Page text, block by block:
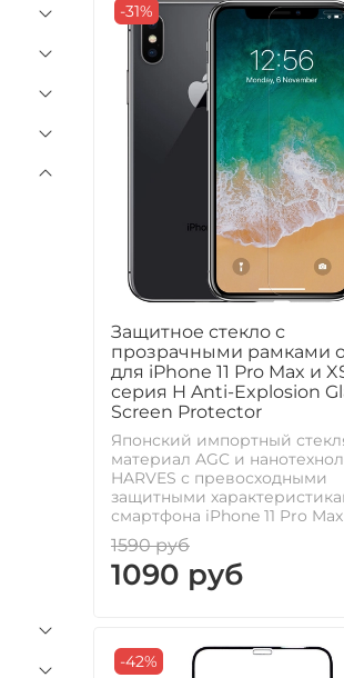
-31%
Защитное стекло с
прозрачными рамками
для iPhone 11 Pro Max и
серия H Anti-Explosion
Screen Protector
Японский импортный
материал AGC и
HARVES с превосходными
защитными
смартфона iPhone 11 Pro Max
1590 руб
1090 руб
-42%